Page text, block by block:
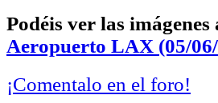
Podéis ver las imágenes
Aeropuerto LAX (05/
¡Comentalo en el foro!